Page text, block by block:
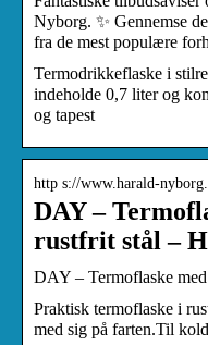
Nyborg. ✨ Gennemse
fra de mest populære
Termodrikkeflaske i
indeholde 0,7 liter og
og tapest
http s://www.harald-
DAY –
rustfrit stål –
DAY – Termoflaske
Praktisk termoflaske i
med sig på farten.Til